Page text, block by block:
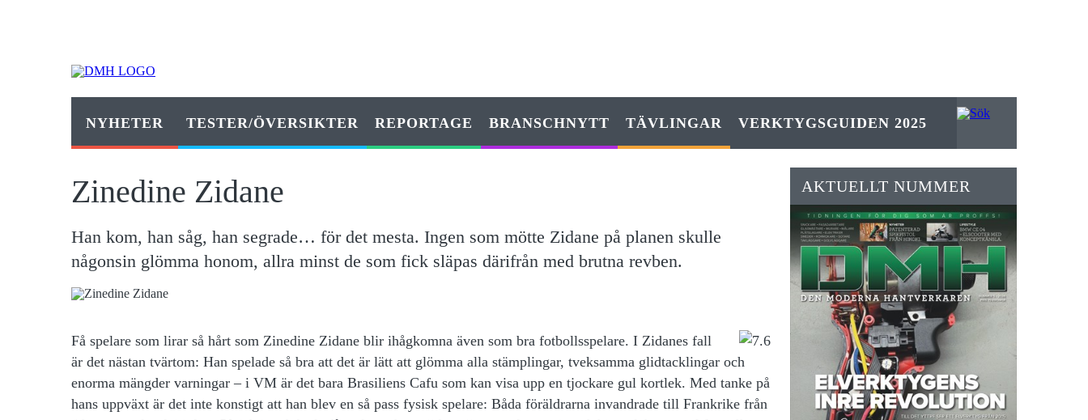
NYHETER TESTER/ÖVERSIKTER REPORTAGE BRANSCHNYTT TÄVLINGAR VERKTYGSGUIDEN 2025
Zinedine Zidane
Han kom, han såg, han segrade… för det mesta. Ingen som mötte Zidane på planen skulle
någonsin glömma honom, allra minst de som fick släpas därifrån med brutna revben.
Få spelare som lirar så hårt som Zinedine Zidane blir ihågkomna även som bra fotbollsspelare. I Zidanes fall
är det nästan tvärtom: Han spelade så bra att det är lätt att glömma alla stämplingar, tveksamma glidtacklingar och
enorma mängder varningar – i VM är det bara Brasiliens Cafu som kan visa upp en tjockare gul kortlek. Med tanke på
hans uppväxt är det inte konstigt att han blev en så pass fysisk spelare: Båda föräldrarna invandrade till Frankrike från
AKTUELLT NUMMER